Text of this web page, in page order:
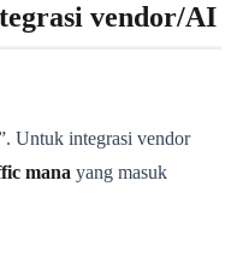
vendor/AI
Untuk integrasi vendor
mana yang masuk